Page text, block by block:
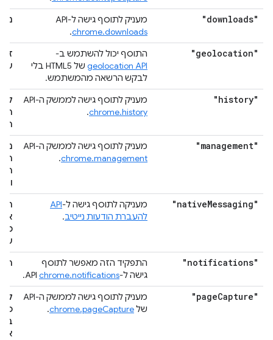
"downloads"
מעניק לתוסף גישה ל-API
chrome.downloads
.
"geolocation"
התוסף יכול להשתמש ב-
geolocation API
של HTML5 בלי
לבקש הרשאה מהמשתמש.
"history"
מעניק לתוסף גישה לממשק ה-API
chrome.history
.
"management"
מעניק לתוסף גישה לממשק ה-API
chrome.management
.
"nativeMessaging" מעניקה לתוסף גישה ל-API
להעברת הודעות נייטיב.
"notifications"
התפקיד הזה מאפשר לתוסף
גישה ל-APIchrome.notifications
.
"pageCapture"
מעניק לתוסף גישה לממשק ה-API
שלchrome.pageCapture
.
כל